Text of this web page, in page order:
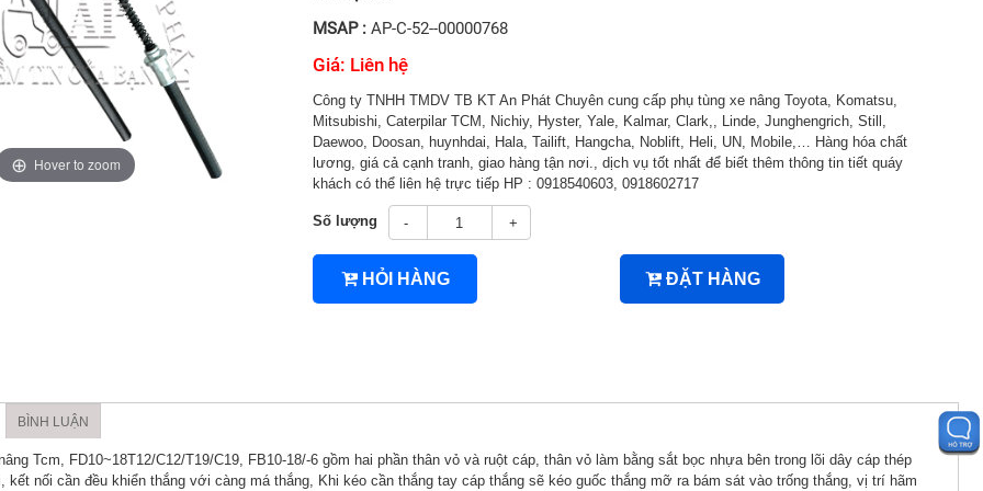
4TNV98
Hover to zoom
MSAP : AP-C-52--00000768
Giá: Liên hệ
Công ty TNHH TMDV TB KT An Phát Chuyên cung cấp phụ tùng xe nâng Toyota, Komatsu,
Mitsubishi, Caterpilar TCM, Nichiy, Hyster, Yale, Kalmar, Clark,, Linde, Junghengrich, Still,
Daewoo, Doosan, huynhdai, Hala, Tailift, Hangcha, Noblift, Heli, UN, Mobile,… Hàng hóa chất
lương, giá cả cạnh tranh, giao hàng tận nơi., dịch vụ tốt nhất để biết thêm thông tin tiết quáy
khách có thể liên hệ trực tiếp HP : 0918540603, 0918602717
Số lượng - +
HỎI HÀNG ĐẶT HÀNG
BÌNH LUẬN
Tcm, FD10~18T12/C12/T19/C19, FB10-18/-6 gồm hai phần thân vỏ và ruột cáp, thân vỏ làm bằng sắt bọc nhựa bên trong lõi dây cáp thép
kết nối cần đều khiển thắng với càng má thắng, Khi kéo cần thắng tay cáp thắng sẽ kéo guốc thắng mỡ ra bám sát vào trống thắng, vị trí hãm